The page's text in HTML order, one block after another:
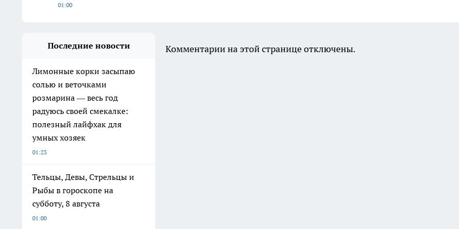
01:00
Последние новости
Лимонные корки засыпаю
солью и веточками
розмарина — весь год
радуюсь своей смекалке:
полезный лайфхак для
умных хозяек
01:23
Тельцы, Девы, Стрельцы и
Рыбы в гороскопе на
субботу, 8 августа
01:00
Комментарии на этой странице отключены.